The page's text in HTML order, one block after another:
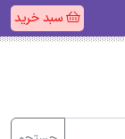
سبد خرید